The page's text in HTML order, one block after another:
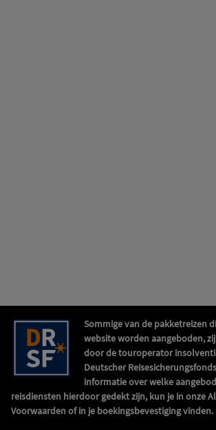
Sommige van de pakketreizen
website worden aangeboden,
door de touroperator
Deutscher
informatie over welke
reisdiensten hierdoor gedekt zijn, kun je in onze
Voorwaarden of in je boekingsbevestiging vinden.